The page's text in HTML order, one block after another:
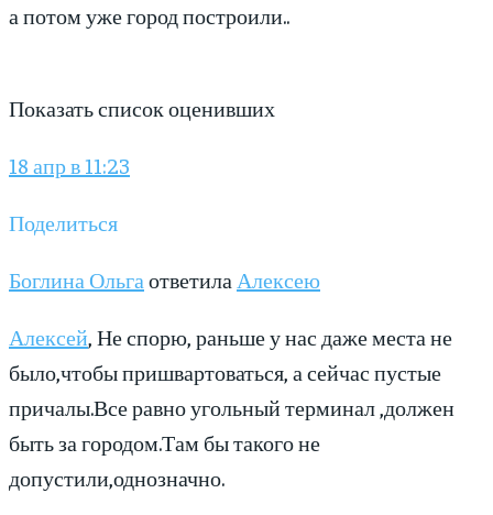
а потом уже город построили..
Показать список оценивших
18 апр в 11:23
Поделиться
Боглина Ольга ответила Алексею
Алексей, Не спорю, раньше у нас даже места не
было,чтобы пришвартоваться, а сейчас пустые
причалы.Все равно угольный терминал ,должен
быть за городом.Там бы такого не
допустили,однозначно.